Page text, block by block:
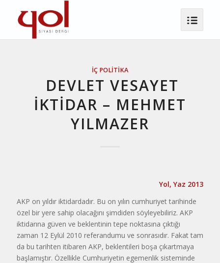
İÇ POLITIKA
DEVLET VESAYET
İKTİDAR – MEHMET
YILMAZER
Yol, Yaz 2013
AKP on yıldır iktidardadır. Bu on yılın cumhuriyet tarihinde
özel bir yere sahip olacağını şimdiden söyleyebiliriz. AKP
iktidarına güven ve beklentinin tepe noktasına çıktığı
zaman 12 Eylül 2010 referandumu ve sonrasıdır. Fakat tam
da bu tarihten itibaren AKP, beklentileri boşa çıkartmaya
başlamıştır. Özellikle Cumhuriyetin egemenlik sisteminde